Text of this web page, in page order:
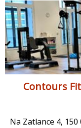
Contours
Na Zatlance 4,